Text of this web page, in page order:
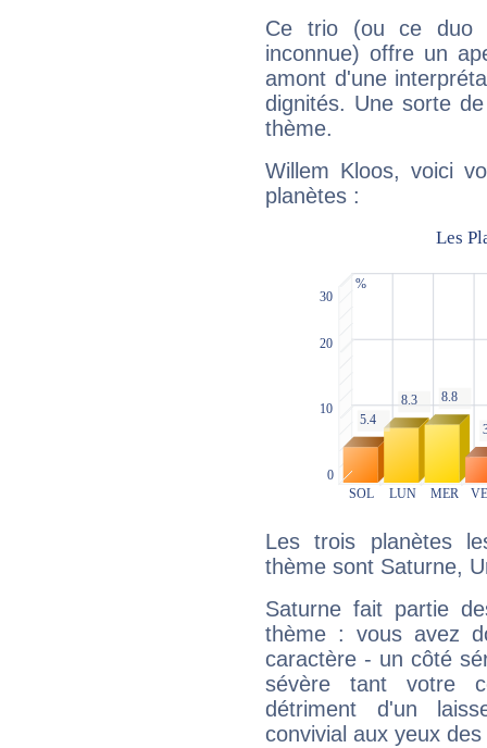
Ce trio (ou ce duo
inconnue) offre un
amont d'une
dignités. Une sorte
thème.
Willem Kloos, voici
planètes :
Les trois planètes
thème sont Saturne,
Saturne fait partie
thème : vous avez
caractère - un côté
sévère tant votre
détriment d'un
convivial aux yeux